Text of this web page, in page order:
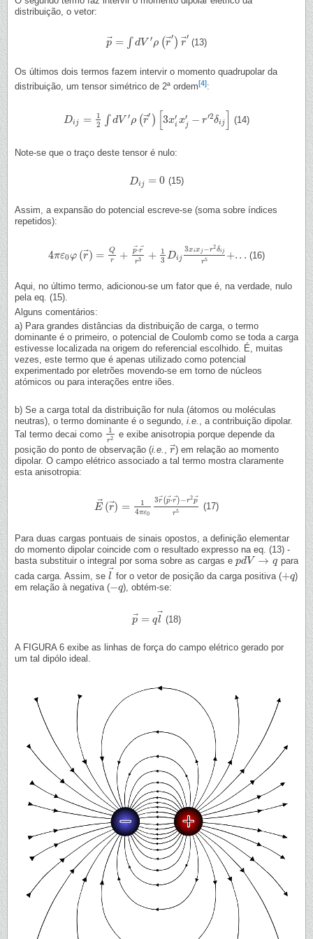
distribuição, o vetor:
p⃗ = ∫ dV ′ρ (r⃗′ ) r⃗′
p→= d V′ρ( r→ )r→′ (13)
Os últimos dois termos fazem intervir o momento quadrupolar da
distribuição, um tensor simétrico de 2ª ordem[4]:
Dij =
1
2
∫ dV ′ρ (r⃗′ ) [3x′
i x′
j − r′2δij
Dij= 12∫ dV ρ (r→′ )[3 xi′x − ′2δij ] (14)
Note-se que o traço deste tensor é nulo:
Dij = 0
Dij= 0 (15)
Assim, a expansão do potencial escreve-se (soma sobre índices
repetidos):
4πε0φ (r⃗
) =
Q
r
+ p⃗⋅r⃗
r3 + 1
3 Dij
3xix j −r2δi j
r5 +. . .
4πε0φ(r → )=Qr +p →⋅ →r3 +1 3Dij3xixj−r2δijr5+... (16)
Aqui, no último termo, adicionou-se um fator que é, na verdade, nulo
pela eq. (15).
Alguns comentários:
a) Para grandes distâncias da distribuição de carga, o termo
dominante é o primeiro, o potencial de Coulomb como se toda a carga
estivesse localizada na origem do referencial escolhido. É, muitas
vezes, este termo que é apenas utilizado como potencial
experimentado por eletrões movendo-se em torno de núcleos
atómicos ou para interações entre iões.
b) Se a carga total da distribuição for nula (átomos ou moléculas
neutras), o termo dominante é o segundo, i.e.
, a contribuição dipolar.
Tal termo decai como
1
r2
1r2 e exibe anisotropia porque depende da
posição do ponto de observação (i.e. , r⃗
r→
) em relação ao momento
dipolar. O campo elétrico associado a tal termo mostra claramente
esta anisotropia:
E⃗ (r⃗
) =
1
4πε0
3r ⃗(p⃗⋅r⃗)−r2p
r5
E→(r→)= 14πε 03r→(p→⋅r→)−r2
(17)
Para duas cargas pontuais de sinais opostos, a definição elementar
do momento dipolar coincide com o resultado expresso na eq. (13) -
basta substituir o integral por soma sobre as cargas e pdV → q
pdV→q
para
cada carga. Assim, se l ⃗
l→for o vetor de posição da carga positiva (+q
+q )
em relação à negativa (−q
−q ), obtém-se:
p = ql
p→= ql→(18)
A FIGURA 6 exibe as linhas de força do campo elétrico gerado por
um tal dipólo ideal.